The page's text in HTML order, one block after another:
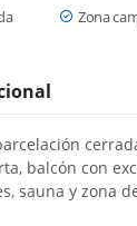
Zona
balcón con
sauna y zona